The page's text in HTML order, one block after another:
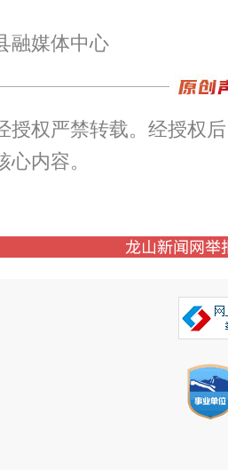
融媒体中心
授权严禁转载。经授权
内容。